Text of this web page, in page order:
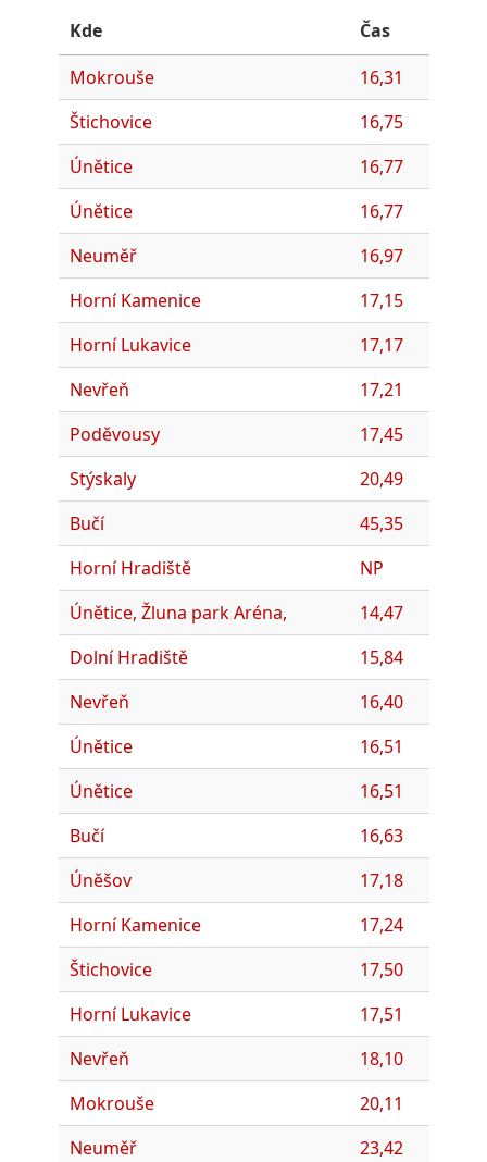
Kde
Čas
Mokrouše
16,31
Štichovice
16,75
Únětice
16,77
Únětice
16,77
Neuměř
16,97
Horní Kamenice
17,15
Horní Lukavice
17,17
Nevřeň
17,21
Poděvousy
17,45
Stýskaly
20,49
Bučí
45,35
Horní Hradiště
NP
Únětice, Žluna park Aréna,
14,47
Dolní Hradiště
15,84
Nevřeň
16,40
Únětice
16,51
Únětice
16,51
Bučí
16,63
Úněšov
17,18
Horní Kamenice
17,24
Štichovice
17,50
Horní Lukavice
17,51
Nevřeň
18,10
Mokrouše
20,11
Neuměř
23,42